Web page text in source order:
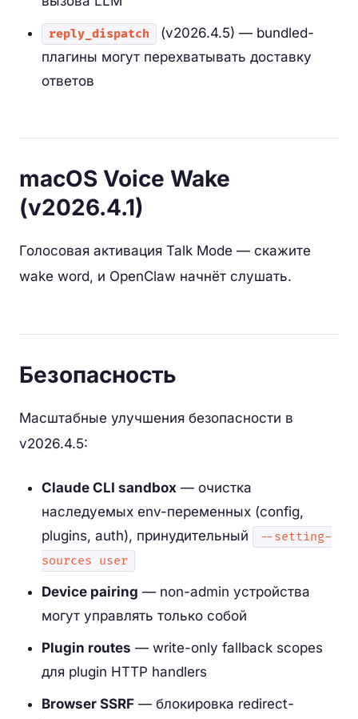
reply_dispatch
(v2026.4.5) — bundled-
плагины могут перехватывать доставку
ответов
macOS Voice Wake
(v2026.4.1)
Голосовая активация Talk Mode — скажите
wake word, и OpenClaw начнёт слушать.
Безопасность
Масштабные улучшения безопасности в
v2026.4.5:
Claude CLI sandbox — очистка
наследуемых env-переменных (config,
plugins, auth), принудительный
--setting-
sources user
Device pairing — non-admin устройства
могут управлять только собой
Plugin routes — write-only fallback scopes
для plugin HTTP handlers
Browser SSRF — блокировка redirect-